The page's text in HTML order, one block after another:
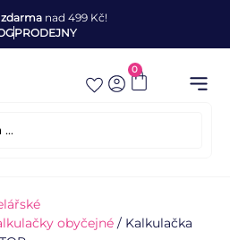
nad 499 Kč!
PRODEJNY
0
obyčejné / Kalkulačka